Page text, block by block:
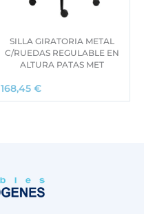
SILLA GIRATORIA METAL
C/RUEDAS REGULABLE EN
ALTURA PATAS MET
168,45 €